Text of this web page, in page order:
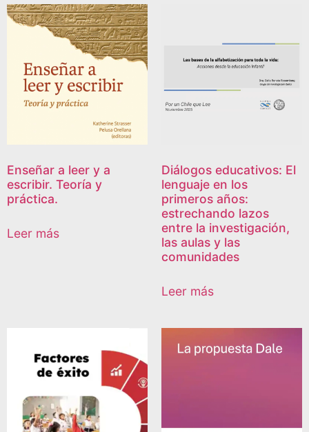
Enseñar a leer y a
escribir. Teoría y
práctica.
Leer más
Diálogos educativos: El
lenguaje en los
primeros años:
estrechando lazos
entre la investigación,
las aulas y las
comunidades
Leer más